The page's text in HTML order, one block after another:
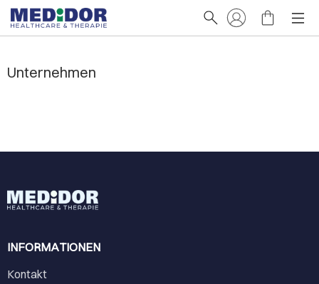
Unternehmen
INFORMATIONEN
Kontakt